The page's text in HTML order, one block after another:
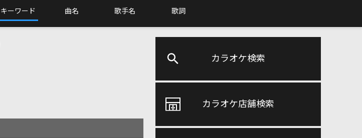
キーワード 曲名 歌手名 歌詞
カラオケ検索
カラオケ店舗検索